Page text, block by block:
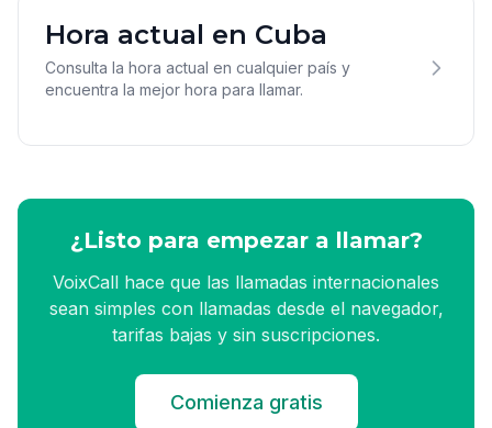
Hora actual en Cuba
Consulta la hora actual en cualquier país y
encuentra la mejor hora para llamar.
¿Listo para empezar a llamar?
VoixCall hace que las llamadas internacionales
sean simples con llamadas desde el navegador,
tarifas bajas y sin suscripciones.
Comienza gratis